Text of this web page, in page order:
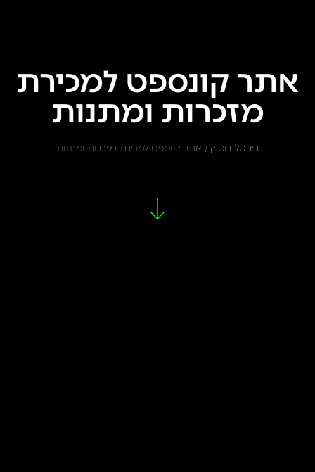
אתר קונספט למכירת
מזכרות ומתנות
דיגיטל בוטיק/ אתר קונספט למכירת מזכרות ומתנות